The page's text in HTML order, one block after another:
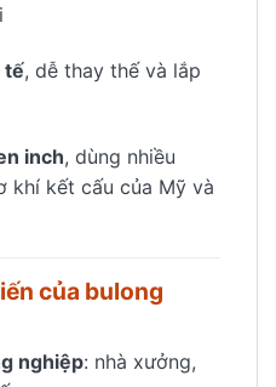
tế, dễ thay thế và lắp
inch, dùng nhiều
khí kết cấu của Mỹ và
của bulong
nghiệp: nhà xưởng,